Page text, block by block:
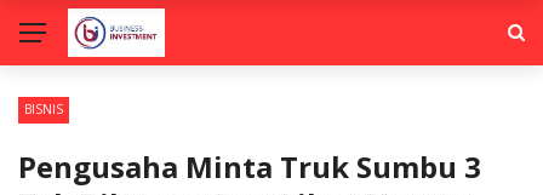
BISNIS
Pengusaha Minta Truk Sumbu 3